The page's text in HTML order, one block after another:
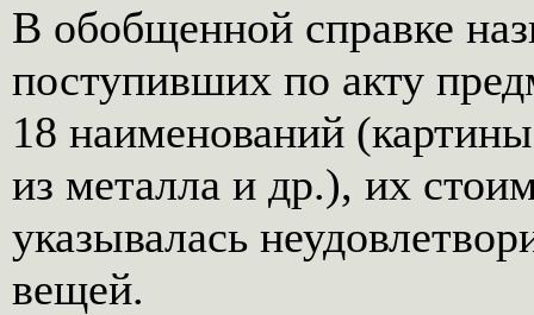
В обобщенной справке
поступивших по акту
18 наименований
из металла и др.), их
указывалась
вещей.